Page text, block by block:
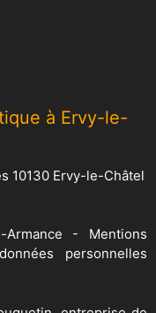
à Ervy-le-
10130 Ervy-le-Châtel
- Mentions
personnelles